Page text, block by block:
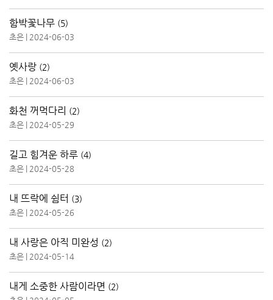
함박꽃나무 (5)
초은 2024-06-03
옛사랑 (2)
초은 2024-06-03
화천 꺼먹다리 (2)
초은 2024-05-29
길고 힘겨운 하루 (4)
초은 2024-05-28
내 뜨락에 쉼터 (3)
초은 2024-05-26
내 사랑은 아직 미완성 (2)
초은 2024-05-14
내게 소중한 사람이라면 (2)